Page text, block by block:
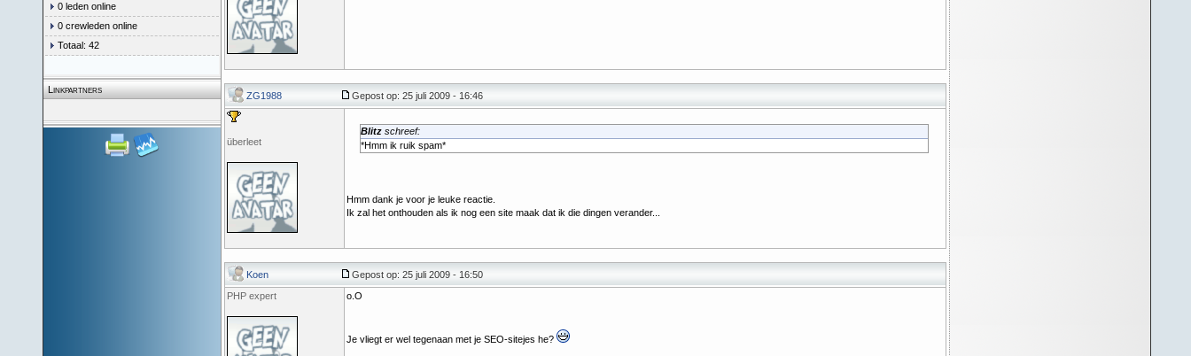
0 leden online
0 crewleden online
Totaal: 42
Linkpartners
ZG1988 Gepost op: 25 juli 2009 - 16:46
überleet
Blitzschreef:
*Hmm ik ruik spam*
Hmm dank je voor je leuke reactie.
Ik zal het onthouden als ik nog een site maak dat ik die dingen verander...
Koen
Gepost op: 25 juli 2009 - 16:50
PHP expert
o.O
Je vliegt er wel tegenaan met je SEO-sitejes he?